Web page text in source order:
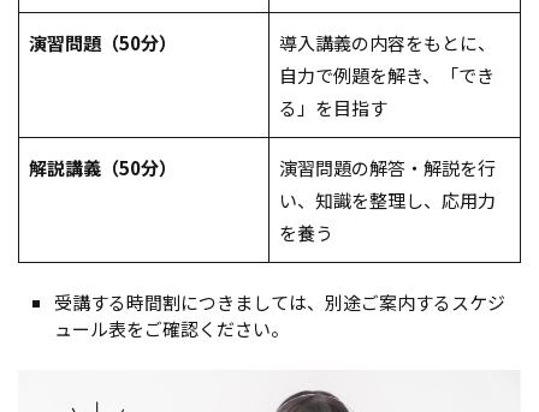
演習問題（50分）
導入講義の内容をもとに、
自力で例題を解き、「でき
る」を目指す
解説講義（50分）
演習問題の解答・解説を行
い、知識を整理し、応用力
を養う
受講する時間割につきましては、別途ご案内するスケジ
ュール表をご確認ください。